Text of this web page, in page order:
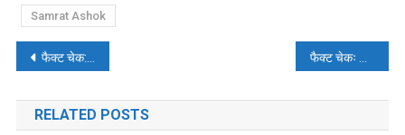
Samrat Ashok
पोस्ट
नेविगेशन
फैक्ट चेक: क्या बीजेपी ने कांग्रेस पर झूठे आरोप लगाने के लिए कोर्ट में माफी मांगी? फैक्ट चेकः बाबा साहेब की एडिटेड फोटो भ्रामक दावे के साथ वायरल
RELATED POSTS